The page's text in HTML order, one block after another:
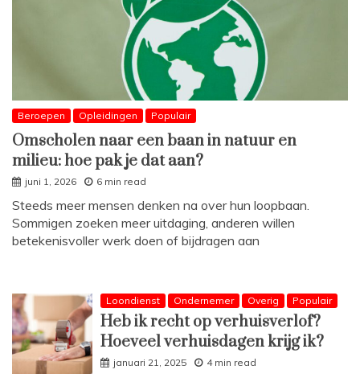
Beroepen Opleidingen Populair
Omscholen naar een baan in natuur en
milieu: hoe pak je dat aan?
juni 1, 2026 6 min read
Steeds meer mensen denken na over hun loopbaan.
Sommigen zoeken meer uitdaging, anderen willen
betekenisvoller werk doen of bijdragen aan
Loondienst Ondernemer Overig Populair
Heb ik recht op verhuisverlof?
Hoeveel verhuisdagen krijg ik?
januari 21, 2025 4 min read